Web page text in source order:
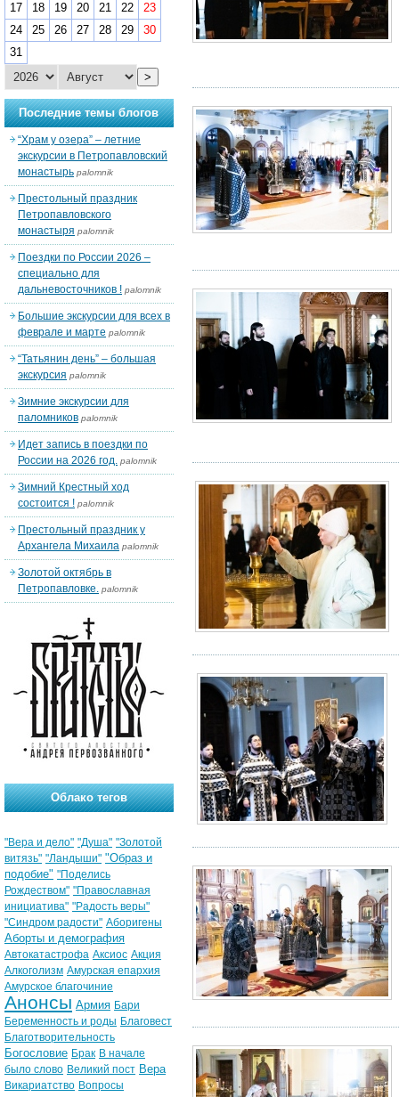
17
18 19 20 21 22
23
24
25 26 27 28 29
30
31
>
Последние темы блогов
“Храм у озера” – летние
экскурсии в Петропавловский
монастырь palomnik
Престольный праздник
Петропавловского
монастыря palomnik
Поездки по России 2026 –
специально для
дальневосточников ! palomnik
Большие экскурсии для всех в
феврале и марте palomnik
“Татьянин день” – большая
экскурсия palomnik
Зимние экскурсии для
паломников palomnik
Идет запись в поездки по
России на 2026 год. palomnik
Зимний Крестный ход
состоится ! palomnik
Престольный праздник у
Архангела Михаила palomnik
Золотой октябрь в
Петропавловке. palomnik
Облако тегов
"Вера и дело" "Душа" "Золотой
витязь" "Ландыши" "Образ и
подобие" "Поделись
Рождеством" "Православная
инициатива" "Радость веры"
"Синдром радости" Аборигены
Аборты и демография
Автокатастрофа Аксиос Акция
Алкоголизм Амурская епархия
Амурское благочиние
Анонсы Армия Бари
Беременность и роды Благовест
Благотворительность
Богословие Брак В начале
было слово Великий пост Вера
Викариатство Вопросы